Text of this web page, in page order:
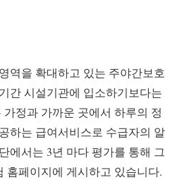
역을 확대하고 있는 주야간보호
간 시설기관에 입소하기보다는
정과 가까운 곳에서 하루의 정
하는 급여서비스로 수급자의 알
에서는 3년 마다 평가를 통해 그
홈페이지에 게시하고 있습니다.